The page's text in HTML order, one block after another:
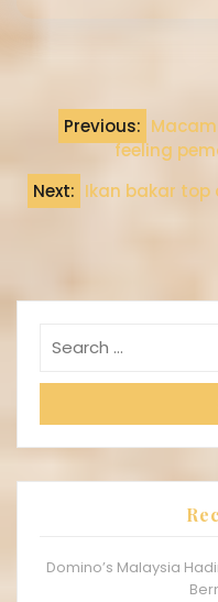
Previous:
feeling
Next: Ikan bakar top
Domino’s Malaysia